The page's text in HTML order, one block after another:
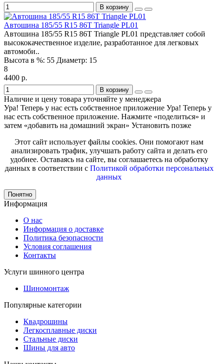
В корзину
Автошина 185/55 R15 86T Triangle PL01
Автошина 185/55 R15 86T Triangle PL01 представляет собой
высококачественное изделие, разработанное для легковых
автомоби..
Высота в %: 55 Диаметр: 15
8
4400 р.
В корзину
Наличие и цену товара уточняйте у менеджера
Ура! Теперь у нас есть собственное приложение Ура! Теперь у
нас есть собственное приложение. Нажмите «поделиться» и
затем «добавить на домашний экран» Установить позже
Этот сайт использует файлы cookies. Они помогают нам
анализировать трафик, улучшать работу сайта и делать его
удобнее. Оставаясь на сайте, вы соглашаетесь на обработку
данных в соответствии с Политикой обработки персональных
данных
Понятно
Информация
О нас
Информация о доставке
Политика безопасности
Условия соглашения
Контакты
Услуги шинного центра
Шиномонтаж
Популярные категории
Квадрошины
Легкосплавные диски
Стальные диски
Шины для авто